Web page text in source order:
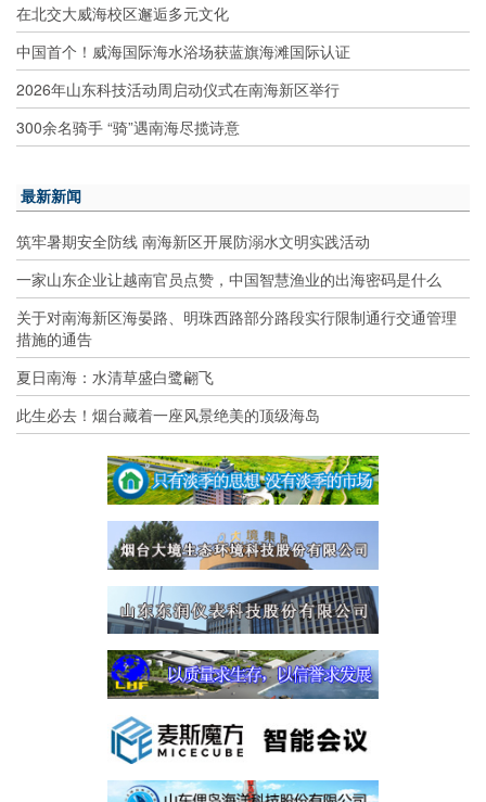
在北交大威海校区邂逅多元文化
中国首个！威海国际海水浴场获蓝旗海滩国际认证
2026年山东科技活动周启动仪式在南海新区举行
300余名骑手 “骑”遇南海尽揽诗意
最新新闻
筑牢暑期安全防线 南海新区开展防溺水文明实践活动
一家山东企业让越南官员点赞，中国智慧渔业的出海密码是什么
关于对南海新区海晏路、明珠西路部分路段实行限制通行交通管理
措施的通告
夏日南海：水清草盛白鹭翩飞
此生必去！烟台藏着一座风景绝美的顶级海岛